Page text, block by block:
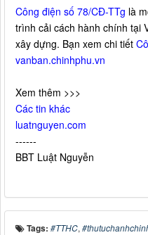
Công điện số 78/CĐ-TTg là
trình cải cách hành chính tại
xây dựng. Bạn xem chi tiết
vanban.chinhphu.vn
Xem thêm >>>
Các tin khác
luatnguyen.com
------
BBT Luật Nguyễn
Tags: #TTHC,